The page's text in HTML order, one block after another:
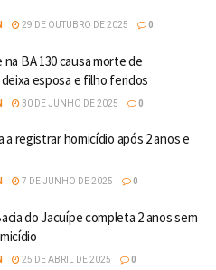
29 DE OUTUBRO DE 2025 0
BA 130 causa morte de
esposa e filho feridos
30 DE JUNHO DE 2025 0
a registrar homicídio após 2 anos e
7 DE JUNHO DE 2025 0
do Jacuípe completa 2 anos sem
25 DE ABRIL DE 2025 0